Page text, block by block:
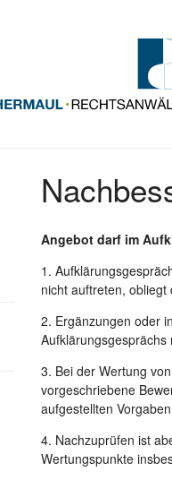
Angebot darf im
1.
nicht auftreten,
2. Ergänzungen oder
3. Bei der Wertung
vorgeschriebene
aufgestellten
4. Nachzuprüfen ist
Wertungspunkte